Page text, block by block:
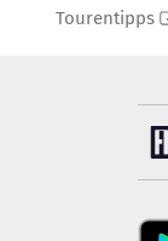
Tourentipps